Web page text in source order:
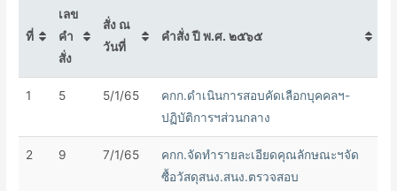
ที่
เลข
คำ
สั่ง
สั่ง ณ
วันที่
คำสั่ง ปี พ.ศ. ๒๕๖๕
1 5 5/1/65
คกก.ดำเนินการสอบคัดเลือกบุคคลฯ-
ปฏิบัติการฯส่วนกลาง
2 9 7/1/65
คกก.จัดทำรายละเอียดคุณลักษณะฯจัด
ซื้อวัสดุสนง.สนง.ตรวจสอบ